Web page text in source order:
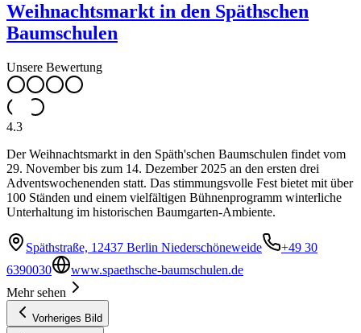
Weihnachtsmarkt in den Späthschen
Baumschulen
Unsere Bewertung
4.3
Der Weihnachtsmarkt in den Späth'schen Baumschulen findet vom
29. November bis zum 14. Dezember 2025 an den ersten drei
Adventswochenenden statt. Das stimmungsvolle Fest bietet mit über
100 Ständen und einem vielfältigen Bühnenprogramm winterliche
Unterhaltung im historischen Baumgarten-Ambiente.
Späthstraße, 12437 Berlin Niederschöneweide
+49 30
6390030
www.spaethsche-baumschulen.de
Mehr sehen
Vorheriges Bild